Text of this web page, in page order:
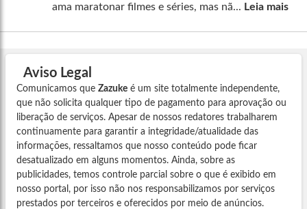
ama maratonar filmes e séries, mas nã... Leia mais
Aviso Legal
Comunicamos que Zazuke é um site totalmente independente,
que não solicita qualquer tipo de pagamento para aprovação ou
liberação de serviços. Apesar de nossos redatores trabalharem
continuamente para garantir a integridade/atualidade das
informações, ressaltamos que nosso conteúdo pode ficar
desatualizado em alguns momentos. Ainda, sobre as
publicidades, temos controle parcial sobre o que é exibido em
nosso portal, por isso não nos responsabilizamos por serviços
prestados por terceiros e oferecidos por meio de anúncios.